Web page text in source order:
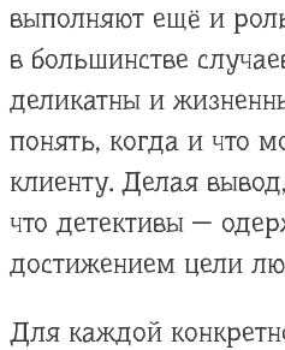
выполняют ещё и
в большинстве
деликатны и
понять, когда и что
клиенту. Делая
что детективы —
достижением цели
Для каждой